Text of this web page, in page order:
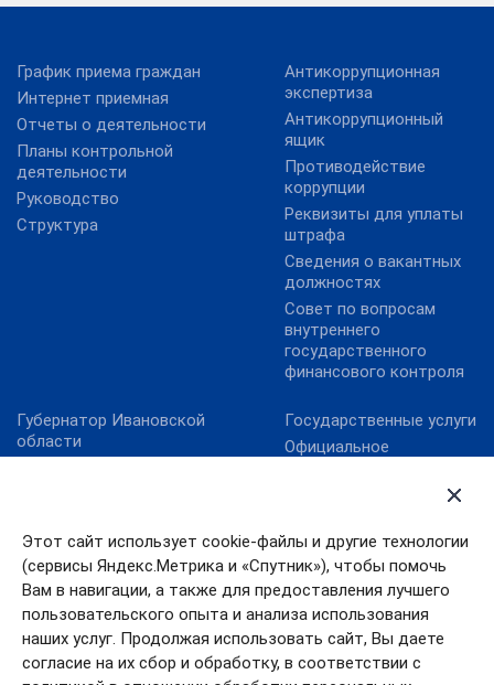
Этот сайт использует cookie-файлы и другие технологии
(сервисы Яндекс.Метрика и «Спутник»), чтобы помочь
Вам в навигации, а также для предоставления лучшего
пользовательского опыта и анализа использования
наших услуг. Продолжая использовать сайт, Вы даете
согласие на их сбор и обработку, в соответствии с
График приема граждан
Интернет приемная
Отчеты о деятельности
Планы контрольной
деятельности
Руководство
Структура
Антикоррупционная
экспертиза
Антикоррупционный
ящик
Противодействие
коррупции
Реквизиты для уплаты
штрафа
Сведения о вакантных
должностях
Совет по вопросам
внутреннего
государственного
финансового контроля
Губернатор Ивановской
области
Правительство
Ивановской области
Правительство РФ
Президент РФ
Государственные услуги
Официальное
портал правовой
информации
Портал Работа в России
Электронный бюджет